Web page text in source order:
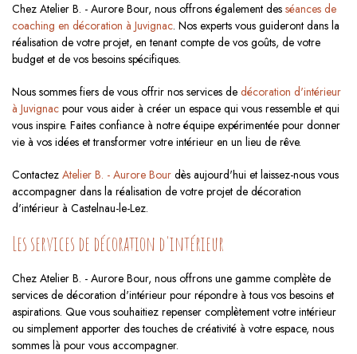
Chez Atelier B. - Aurore Bour, nous offrons également des séances de
coaching en décoration à Juvignac. Nos experts vous guideront dans la
réalisation de votre projet, en tenant compte de vos goûts, de votre
budget et de vos besoins spécifiques.
Nous sommes fiers de vous offrir nos services de décoration d'intérieur
à Juvignac pour vous aider à créer un espace qui vous ressemble et qui
vous inspire. Faites confiance à notre équipe expérimentée pour donner
vie à vos idées et transformer votre intérieur en un lieu de rêve.
Contactez Atelier B. - Aurore Bour dès aujourd'hui et laissez-nous vous
accompagner dans la réalisation de votre projet de décoration
d'intérieur à Castelnau-le-Lez.
Les services de décoration d'intérieur
Chez Atelier B. - Aurore Bour, nous offrons une gamme complète de
services de décoration d'intérieur pour répondre à tous vos besoins et
aspirations. Que vous souhaitiez repenser complètement votre intérieur
ou simplement apporter des touches de créativité à votre espace, nous
sommes là pour vous accompagner.